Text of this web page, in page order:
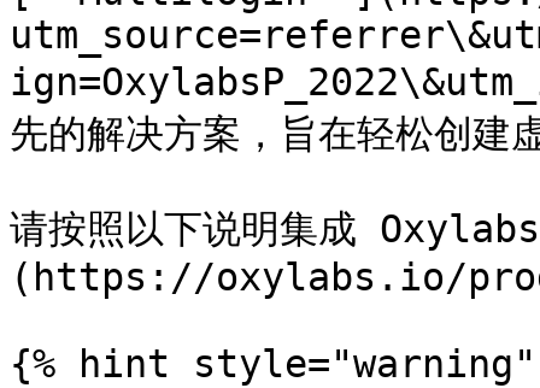
先的解决方案，旨在轻松创
请按照以下说明集成
(https://oxylabs.io/
{% hint style="warning"